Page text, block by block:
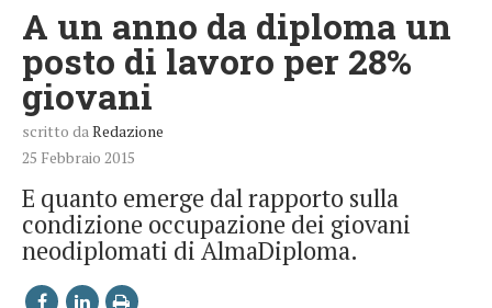
A un anno da diploma un
posto di lavoro per 28%
giovani
scritto da Redazione
25 Febbraio 2015
E quanto emerge dal rapporto sulla
condizione occupazione dei giovani
neodiplomati di AlmaDiploma.